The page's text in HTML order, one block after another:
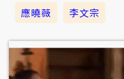
應曉薇
李文宗